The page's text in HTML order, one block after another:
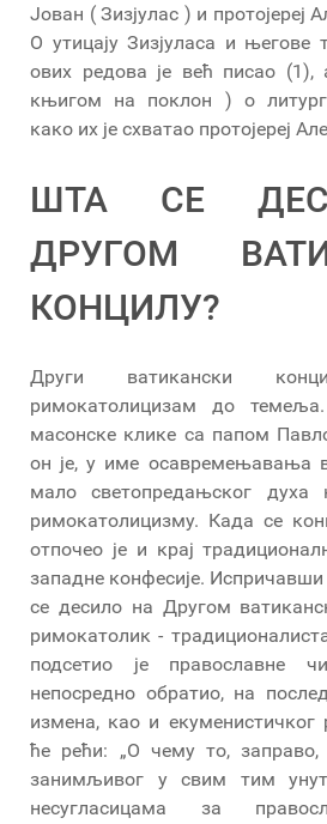
Јован ( Зизјулас ) и
О утицају Зизјуласа и његове
ових редова је већ писао (1),
књигом на поклон ) о
како их је схватао протојереј
ШТА СЕ
ДРУГОМ
КОНЦИЛУ?
Други ватикански
римокатолицизам до
масонске клике са папом
он је, у име осавремењавања
мало светопредањског духа
римокатолицизму. Када се
отпочео је и крај
западне конфесије.
се десило на Другом
римокатолик -
подсетио је православне
непосредно обратио, на
измена, као и екуменистичког
ће рећи: „О чему то,
занимљивог у свим тим
несугласицама за